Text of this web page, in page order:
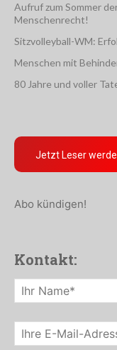
Aufruf zum Sommer
Menschenrecht!
Sitzvolleyball-WM:
Menschen mit
80 Jahre und voller
Jetzt Leser
Abo kündigen!
Kontakt: